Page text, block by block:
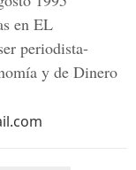
en EL
periodista-
y de Dinero